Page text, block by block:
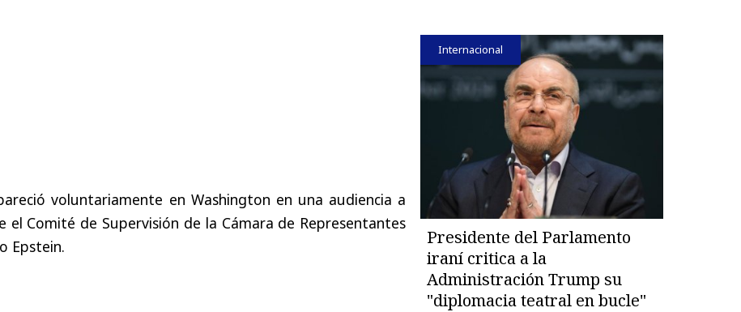
voluntariamente en Washington en una audiencia a
el Comité de Supervisión de la Cámara de Representantes
Epstein.
Internacional
Presidente del Parlamento
iraní critica a la
Administración Trump su
"diplomacia teatral en bucle"